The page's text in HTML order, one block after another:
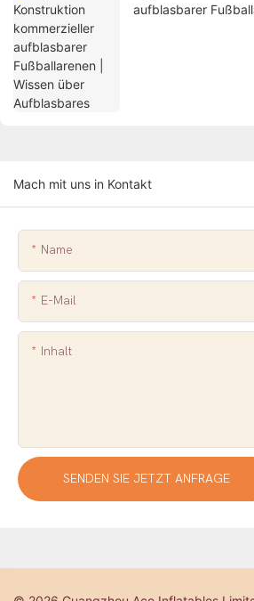
aufblasbarer
Mach mit uns in Kontakt
Name
E-Mail
Inhalt
SENDEN SIE JETZT ANFRAGE